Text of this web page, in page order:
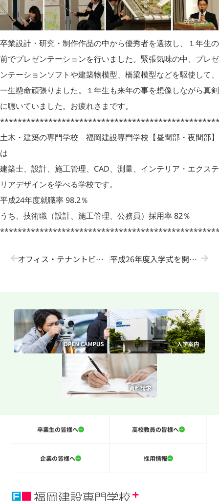
卒業設計・研究・制作作品の中から優秀者を選抜し、１年生の
前でプレゼンテーションを行いました。緊張気味の中、プレゼ
ンテーションソフトや建築物模型、橋梁模型などを駆使して、
一生懸命頑張りました。１年生も来年の事を想像しながら真剣
に聴いていました。お疲れさまです。
土木・建築の専門学校 福岡建設専門学校【昼間部・夜間部】
は
建築士、設計、施工管理、CAD、測量、インテリア・エクステ
リアデザインを学べる学校です。
平成24年度就職率 98.2％
うち、技術職（設計、施工管理、公務員）採用率 82％
オフィス・テナントビル工事現場見学に行ってきました！ 平成26年度入学式を開催しました！
卒業生の皆様へ 高校教員の皆様へ
企業の皆様へ 採用情報